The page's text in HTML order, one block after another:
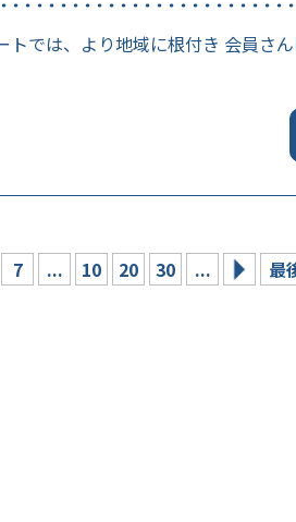
トでは、より地域に根付き 会員さ
7 ... 10 20 30 ... 最